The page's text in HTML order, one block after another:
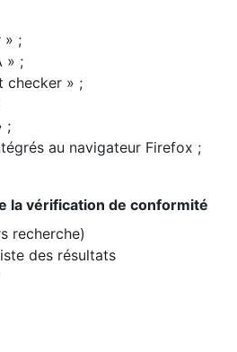
» ;
» ;
checker » ;
;
au navigateur Firefox ;
la vérification de conformité
recherche)
des résultats